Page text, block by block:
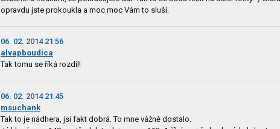
opravdu jste prokoukla a moc moc Vám to sluší.
06. 02. 2014 21:56
alvapboudica
Tak tomu se říká rozdíl!
06. 02. 2014 21:45
msuchank
Tak to je nádhera, jsi fakt dobrá. To mne vážně dostalo.